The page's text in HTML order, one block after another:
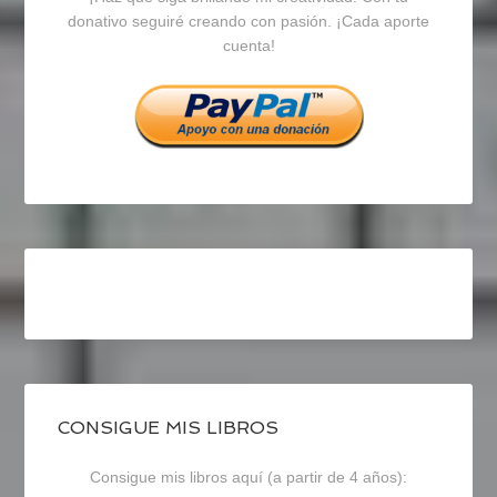
en
Facebook
en
Twitter
en
Instagram
donativo seguiré creando con pasión. ¡Cada aporte
cuenta!
CONSIGUE MIS LIBROS
Consigue mis libros aquí (a partir de 4 años):